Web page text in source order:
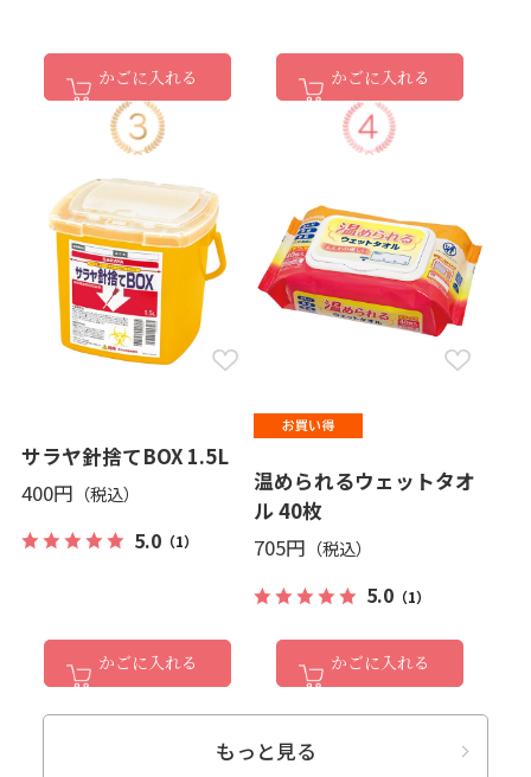
かごに入れる かごに入れる
サラヤ針捨てBOX 1.5L
400円
5.0（1）
かごに入れる
温められるウェットタオ
ル 40枚
705円
5.0（1）
かごに入れる
もっと見る